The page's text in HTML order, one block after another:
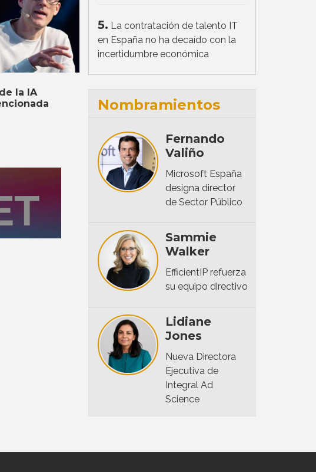
la IA
5. La contratación de talento IT
en España no ha decaído con la
incertidumbre económica
Nombramientos
Fernando
Valiño
Microsoft España
designa director
de Sector Público
Sammie
Walker
EfficientIP refuerza
su equipo directivo
Lidiane
Jones
Nueva Directora
Ejecutiva de
Integral Ad
Science